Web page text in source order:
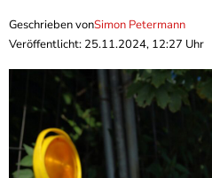
Geschrieben vonSimon Petermann
Veröffentlicht: 25.11.2024, 12:27 Uhr